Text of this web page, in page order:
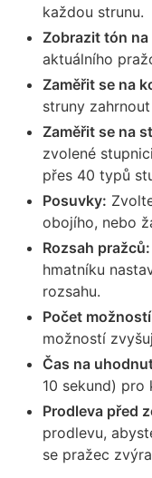
každou strunu.
Zobrazit tón na
aktuálního
Zaměřit se na
struny
Zaměřit se na
zvolené
přes 40 typů
Posuvky:
obojího, nebo
Rozsah pražců:
hmatníku
rozsahu.
Počet
možností
Čas na
10 sekund)
Prodleva před
prodlevu,
se pražec